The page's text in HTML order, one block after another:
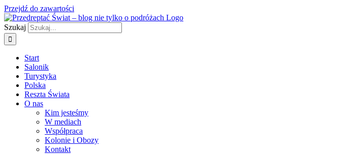
Przejdź do zawartości
Szukaj
Start
Salonik
Turystyka
Polska
Reszta Świata
O nas
Kim jesteśmy
W mediach
Współpraca
Kolonie i Obozy
Kontakt